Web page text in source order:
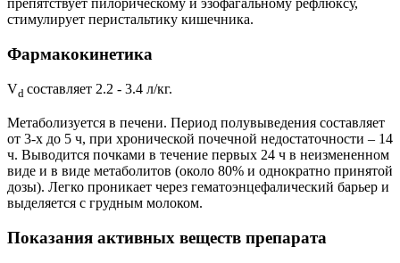
препятствует пилорическому и эзофагальному рефлюксу,
стимулирует перистальтику кишечника.
Фармакокинетика
Vd составляет 2.2 - 3.4 л/кг.
Метаболизуется в печени. Период полувыведения составляет
от 3-х до 5 ч, при хронической почечной недостаточности – 14
ч. Выводится почками в течение первых 24 ч в неизмененном
виде и в виде метаболитов (около 80% и однократно принятой
дозы). Легко проникает через гематоэнцефалический барьер и
выделяется с грудным молоком.
Показания активных веществ препарата